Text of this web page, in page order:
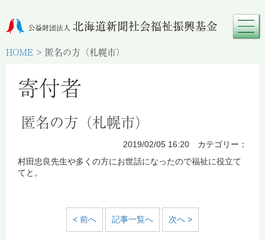
HOME > 匿名の方（札幌市）
寄付者
匿名の方（札幌市）
2019/02/05 16:20 カテゴリー：
村田忠良先生や多くの方にお世話になったので福祉に役立て
てと。
< 前へ 記事一覧へ 次へ >